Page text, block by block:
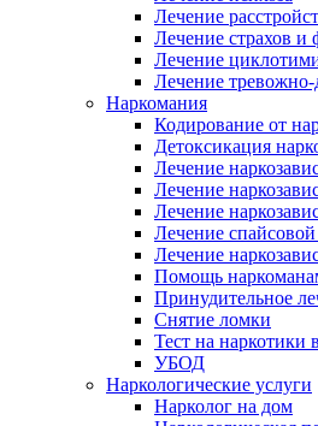
Лечение
Лечение страхов и
Лечение
Лечение тревожно-
Наркомания
Кодирование от
Детоксикация
Лечение
Лечение
Лечение
Лечение
Лечение
Помощь
Принудительное
Снятие ломки
Тест на наркотики
УБОД
Наркологические услуги
Нарколог на дом